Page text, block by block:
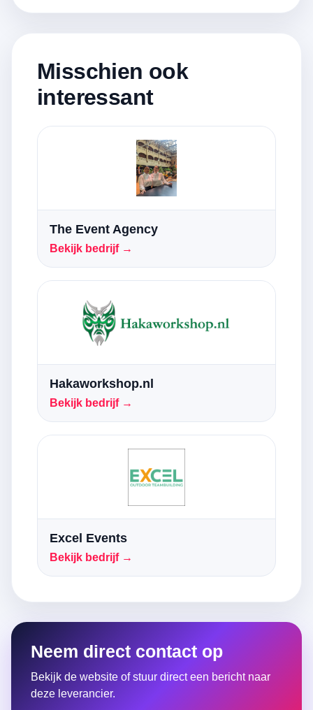
Misschien ook
interessant
The Event Agency
Bekijk bedrijf →
Hakaworkshop.nl
Bekijk bedrijf →
Excel Events
Bekijk bedrijf →
Neem direct contact op
Bekijk de website of stuur direct een bericht naar
deze leverancier.